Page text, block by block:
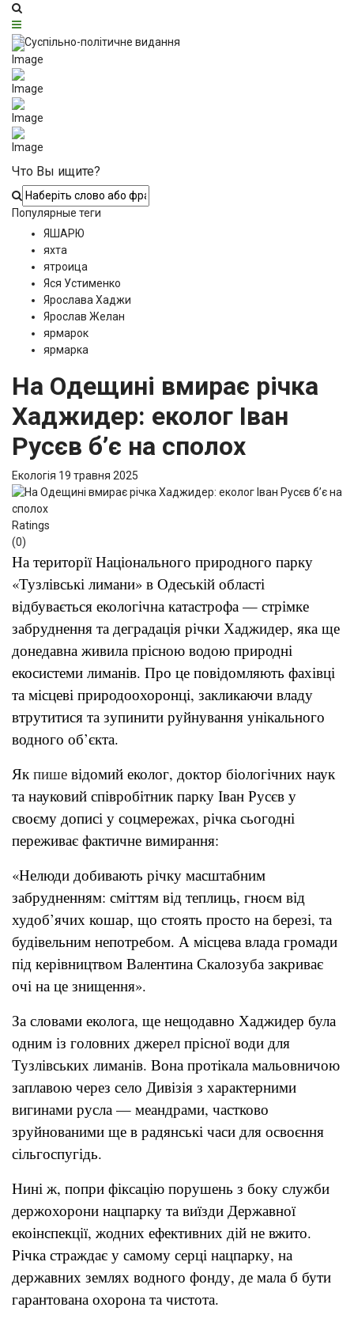
Что Вы ищите?
Популярные теги
ЯШАРЮ
яхта
ятроица
Яся Устименко
Ярослава Хаджи
Ярослав Желан
ярмарок
ярмарка
На Одещині вмирає річка
Хаджидер: еколог Іван
Русєв б’є на сполох
Екологія 19 травня 2025
Ratings
(0)
На території Національного природного парку
«Тузлівські лимани» в Одеській області
відбувається екологічна катастрофа — стрімке
забруднення та деградація річки Хаджидер, яка ще
донедавна живила прісною водою природні
екосистеми лиманів. Про це повідомляють фахівці
та місцеві природоохоронці, закликаючи владу
втрутитися та зупинити руйнування унікального
водного об’єкта.
Як пише відомий еколог, доктор біологічних наук
та науковий співробітник парку Іван Русєв у
своєму дописі у соцмережах, річка сьогодні
переживає фактичне вимирання:
«Нелюди добивають річку масштабним
забрудненням: сміттям від теплиць, гноєм від
худоб’ячих кошар, що стоять просто на березі, та
будівельним непотребом. А місцева влада громади
під керівництвом Валентина Скалозуба закриває
очі на це знищення».
За словами еколога, ще нещодавно Хаджидер була
одним із головних джерел прісної води для
Тузлівських лиманів. Вона протікала мальовничою
заплавою через село Дивізія з характерними
вигинами русла — меандрами, частково
зруйнованими ще в радянські часи для освоєння
сільгоспугідь.
Нині ж, попри фіксацію порушень з боку служби
держохорони нацпарку та виїзди Державної
екоінспекції, жодних ефективних дій не вжито.
Річка страждає у самому серці нацпарку, на
державних землях водного фонду, де мала б бути
гарантована охорона та чистота.